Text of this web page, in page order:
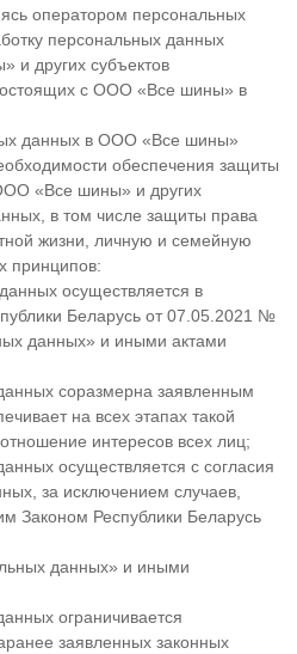
оператором персональных
персональных данных
и других субъектов
с ООО «Все шины» в
данных в ООО «Все шины»
обеспечения защиты
«Все шины» и других
в том числе защиты права
жизни, личную и семейную
принципов:
осуществляется в
Беларусь от 07.05.2021 №
данных» и иными актами
соразмерна заявленным
на всех этапах такой
интересов всех лиц;
осуществляется с согласия
за исключением случаев,
Законом Республики Беларусь
данных» и иными
ограничивается
заявленных законных